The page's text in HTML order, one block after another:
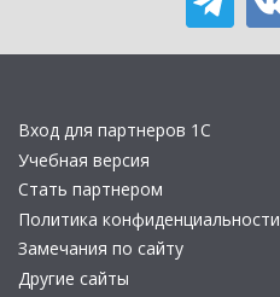
Вход для партнеров 1С
Учебная версия
Стать партнером
Политика конфиденциальности
Замечания по сайту
Другие сайты